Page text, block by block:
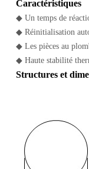
Caractéristiques
◆ Un temps de
◆ Réinitialisation
◆ Les pièces au
◆ Haute stabilité
Structures et